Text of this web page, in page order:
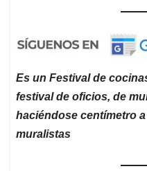
Es un Festival de
festival de oficios, de
haciéndose centímetro
muralistas